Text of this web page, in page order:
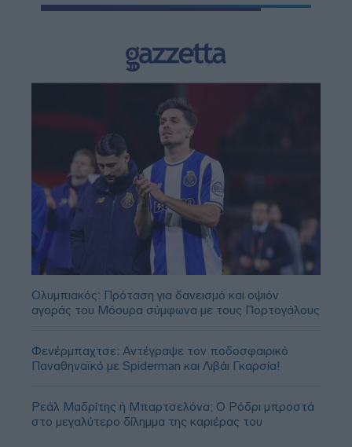
Ολυμπιακός: Πρόταση για δανεισμό και οψιόν
αγοράς του Μόουρα σύμφωνα με τους Πορτογάλους
Φενέρμπαχτσε: Αντέγραψε τον ποδοσφαιρικό
Παναθηναϊκό με Spiderman και Λιβάι Γκαρσία!
Ρεάλ Μαδρίτης ή Μπαρτσελόνα; Ο Ρόδρι μπροστά
στο μεγαλύτερο δίλημμα της καριέρας του